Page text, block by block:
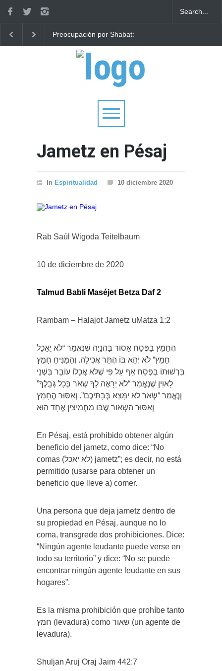
Preocupación por Shabat:
a Israel interrumpido
después de que un
pasajero se negara a volar
Jametz en Pésaj
In Espiritualidad 10 diciembre 2020
Rab Saúl Wigoda Teitelbaum
10 de diciembre de 2020
Talmud Babli Maséjet Betza Daf 2
Rambam – Halajot Jametz uMatza 1:2
הֶחָמֵץ בַּפֶּסַח אָסוּר בַּהֲנָיָה שֶׁנֶּאֱמַר “לֹא יֵאָכֵל
חָמֵץ” לֹא יְהֵא בּוֹ הֶתֵּר אֲכִילָה. וְהַמַּנִּיחַ חָמֵץ
בִּרְשׁוּתוֹ בְּפֶסַח אַף עַל פִּי שֶׁלֹּא אֲכָלוֹ עוֹבֵר בִּשְׁנֵי
לָאוִין שֶׁנֶּאֱמַר “לֹא יֵרָאֶה לְךָ שְׂאֹר בְּכָל גְּבֻלֶךָ”
וְנֶאֱמַר “שְׂאֹר לֹא יִמָּצֵא בְּבָתֵּיכֶם”. וְאִסּוּר הֶחָמֵץ
וְאִסּוּר הַשְּׂאוֹר שֶׁבּוֹ מַחְמִיצִין אֶחָד הוּא
En Pésaj, está prohibido obtener algún
beneficio del jametz, como dice: “No
comas (לא יאכל) jametz”; es decir, no está
permitido (usarse para obtener un
beneficio que lleve a) comer.
Una persona que deja jametz dentro de
su propiedad en Pésaj, aunque no lo
coma, transgrede dos prohibiciones. Dice:
“Ningún agente leudante puede verse en
todo su territorio” y dice: “No se puede
encontrar ningún agente leudante en sus
hogares”.
Es la misma prohibición que prohíbe tanto
חמץ (levadura) como שאור (un agente de
levadura).
Shuljan Aruj Oraj Jaim 442:7